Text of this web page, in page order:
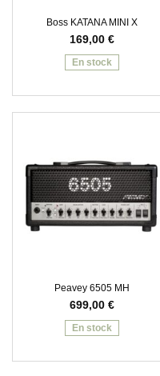
Boss KATANA MINI X
169,00 €
En stock
Peavey 6505 MH
699,00 €
En stock